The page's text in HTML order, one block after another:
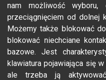
nam możliwość
przeciągnięciem od dolnej
Możemy także blokować
blokować niechciane
bazowe. Jest
klawiatura pojawiająca się
ale trzeba ją